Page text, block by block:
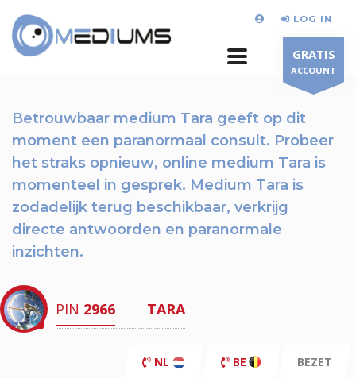
LOG IN
GRATIS
ACCOUNT
Betrouwbaar medium Tara geeft op dit
moment een paranormaal consult. Probeer
het straks opnieuw, online medium Tara is
momenteel in gesprek. Medium Tara is
zodadelijk terug beschikbaar, verkrijg
directe antwoorden en paranormale
inzichten.
PIN 2966 TARA
NL BE BEZET